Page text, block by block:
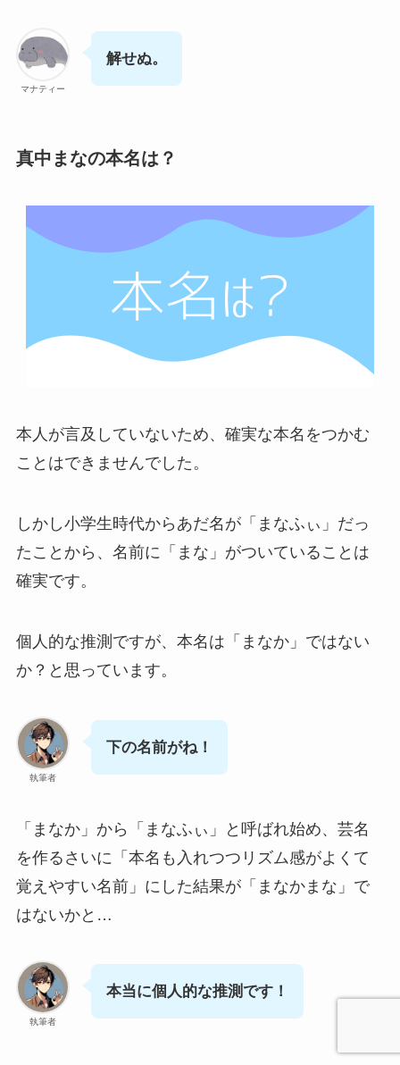
マナティー
解せぬ。
真中まなの本名は？
本人が言及していないため、確実な本名をつかむ
ことはできませんでした。
しかし小学生時代からあだ名が「まなふぃ」だっ
たことから、名前に「まな」がついていることは
確実です。
個人的な推測ですが、本名は「まなか」ではない
か？と思っています。
執筆者
下の名前がね！
「まなか」から「まなふぃ」と呼ばれ始め、芸名
を作るさいに「本名も入れつつリズム感がよくて
覚えやすい名前」にした結果が「まなかまな」で
はないかと…
執筆者
本当に個人的な推測です！